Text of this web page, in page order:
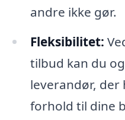
andre ikke gør.
Fleksibilitet:
tilbud kan du
leverandør,
forhold til dine